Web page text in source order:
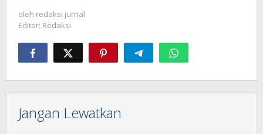
oleh redaksi jurnal
Editor: Redaksi
Jangan Lewatkan